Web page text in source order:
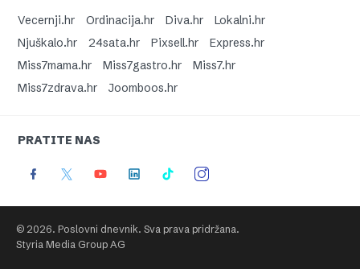
Vecernji.hr
Ordinacija.hr Diva.hr
Lokalni.hr
Njuškalo.hr
24sata.hr Pixsell.hr
Express.hr
Miss7mama.hr
Miss7gastro.hr
Miss7.hr
Miss7zdrava.hr
Joomboos.hr
PRATITE NAS
© 2026. Poslovni dnevnik. Sva prava pridržana.
Styria Media Group AG